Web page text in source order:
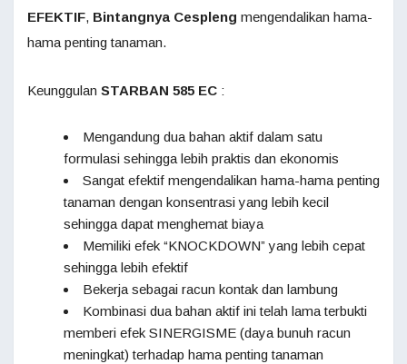
EFEKTIF, Bintangnya Cespleng mengendalikan hama-
hama penting tanaman.
Keunggulan STARBAN 585 EC :
Mengandung dua bahan aktif dalam satu
formulasi sehingga lebih praktis dan ekonomis
Sangat efektif mengendalikan hama-hama penting
tanaman dengan konsentrasi yang lebih kecil
sehingga dapat menghemat biaya
Memiliki efek “KNOCKDOWN” yang lebih cepat
sehingga lebih efektif
Bekerja sebagai racun kontak dan lambung
Kombinasi dua bahan aktif ini telah lama terbukti
memberi efek SINERGISME (daya bunuh racun
meningkat) terhadap hama penting tanaman